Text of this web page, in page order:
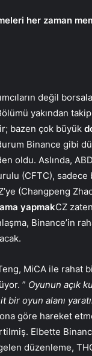
her zaman
değil
yakından
bazen çok büyük
Binance gibi
oldu. Aslında,
(CFTC), sadece
(Changpeng
yapmakCZ
Binance’in
MiCA ile rahat
” Oyunun açık
bir oyun alanı
göre hareket
Elbette
düzenleme,